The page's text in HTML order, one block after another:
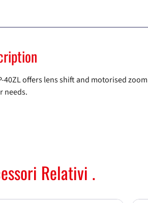
40ZL offers lens shift and motorised
needs.
Relativi .